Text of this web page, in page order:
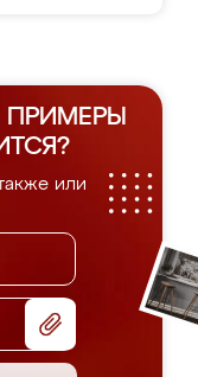
ПРИМЕРЫ
или